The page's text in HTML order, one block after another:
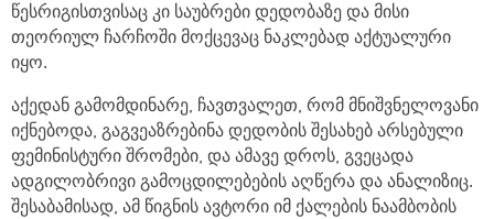
წესრიგისთვისაც კი საუბრები დედობაზე და მისი
თეორიულ ჩარჩოში მოქცევაც ნაკლებად აქტუალური
იყო.
აქედან გამომდინარე, ჩავთვალეთ, რომ მნიშვნელოვანი
იქნებოდა, გაგვეაზრებინა დედობის შესახებ არსებული
ფემინისტური შრომები, და ამავე დროს, გვეცადა
ადგილობრივი გამოცდილებების აღწერა და ანალიზიც.
შესაბამისად, ამ წიგნის ავტორი იმ ქალების ნაამბობის